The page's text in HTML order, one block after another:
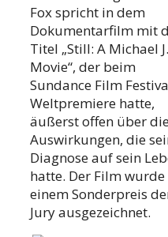
Fox spricht in dem
Dokumentarfilm mit
Titel „Still: A Michael
Movie“, der beim
Sundance Film
Weltpremiere hatte,
äußerst offen über
Auswirkungen, die
Diagnose auf sein
hatte. Der Film
einem Sonderpreis
Jury ausgezeichnet.